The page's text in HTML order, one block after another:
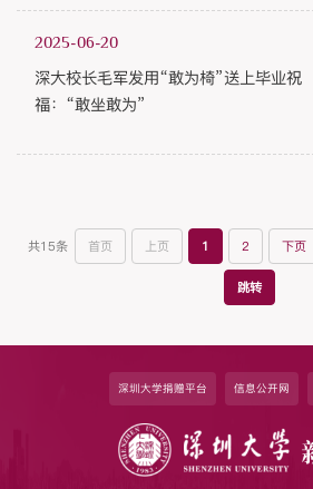
2025-06-20
深大校长毛军发用“敢为椅”送上毕业祝
福：“敢坐敢为”
共15条 首页 上页 1 2 下页
跳转
深圳大学捐赠平台 信息公开网